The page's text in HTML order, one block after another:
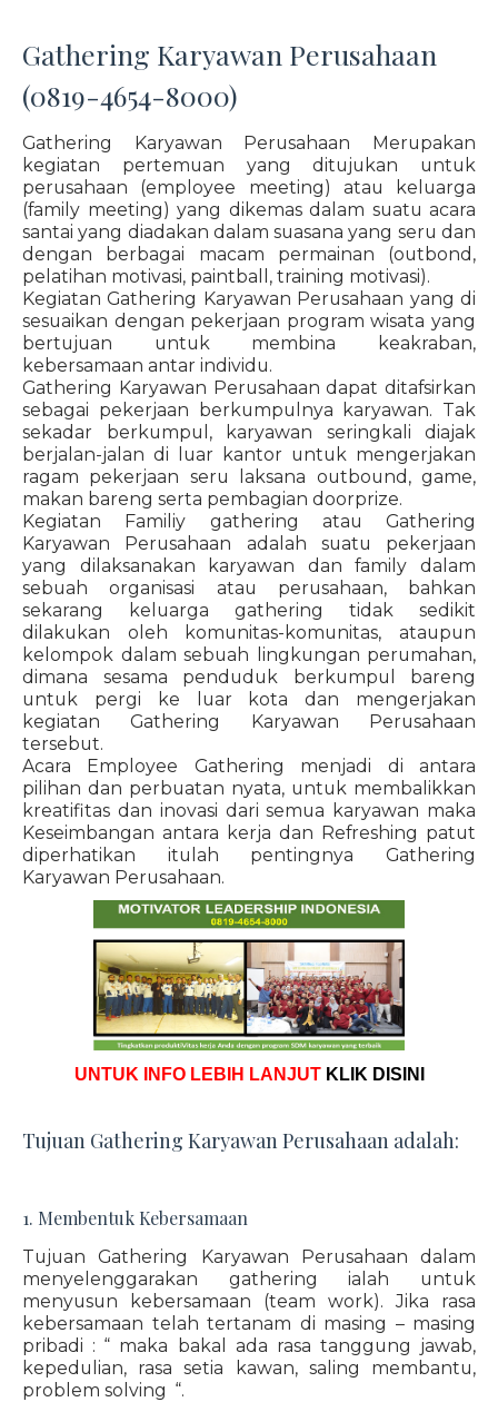
Gathering Karyawan Perusahaan
(0819-4654-8000)
Gathering Karyawan Perusahaan Merupakan
kegiatan pertemuan yang ditujukan untuk
perusahaan (employee meeting) atau keluarga
(family meeting) yang dikemas dalam suatu acara
santai yang diadakan dalam suasana yang seru dan
dengan berbagai macam permainan (outbond,
pelatihan motivasi, paintball, training motivasi).
Kegiatan Gathering Karyawan Perusahaan yang di
sesuaikan dengan pekerjaan program wisata yang
bertujuan untuk membina keakraban,
kebersamaan antar individu.
Gathering Karyawan Perusahaan dapat ditafsirkan
sebagai pekerjaan berkumpulnya karyawan. Tak
sekadar berkumpul, karyawan seringkali diajak
berjalan-jalan di luar kantor untuk mengerjakan
ragam pekerjaan seru laksana outbound, game,
makan bareng serta pembagian doorprize.
Kegiatan Familiy gathering atau Gathering
Karyawan Perusahaan adalah suatu pekerjaan
yang dilaksanakan karyawan dan family dalam
sebuah organisasi atau perusahaan, bahkan
sekarang keluarga gathering tidak sedikit
dilakukan oleh komunitas-komunitas, ataupun
kelompok dalam sebuah lingkungan perumahan,
dimana sesama penduduk berkumpul bareng
untuk pergi ke luar kota dan mengerjakan
kegiatan Gathering Karyawan Perusahaan
tersebut.
Acara Employee Gathering menjadi di antara
pilihan dan perbuatan nyata, untuk membalikkan
kreatifitas dan inovasi dari semua karyawan maka
Keseimbangan antara kerja dan Refreshing patut
diperhatikan itulah pentingnya Gathering
Karyawan Perusahaan.
UNTUK INFO LEBIH LANJUT KLIK DISINI
Tujuan Gathering Karyawan Perusahaan adalah:
1. Membentuk Kebersamaan
Tujuan Gathering Karyawan Perusahaan dalam
menyelenggarakan gathering ialah untuk
menyusun kebersamaan (team work). Jika rasa
kebersamaan telah tertanam di masing – masing
pribadi : “ maka bakal ada rasa tanggung jawab,
kepedulian, rasa setia kawan, saling membantu,
problem solving “.